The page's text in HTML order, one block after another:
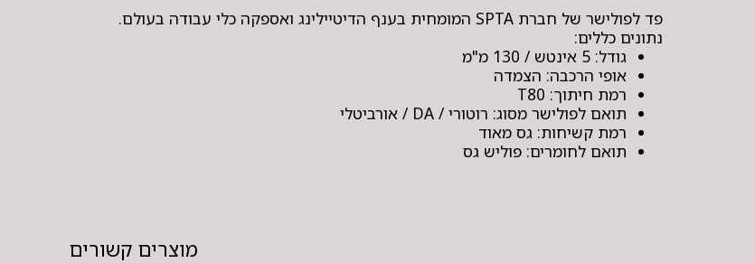
פד לפולישר של חברת SPTA המומחית בענף הדיטיילינג ואספקה כלי עבודה בעולם.
נתונים כללים:
גודל: 5 אינטש / 130 מ"מ
אופי הרכבה: הצמדה
רמת חיתוך: T80
תואם לפולישר מסוג: רוטורי / DA / אורביטלי
רמת קשיחות: גס מאוד
תואם לחומרים: פוליש גס
מוצרים קשורים